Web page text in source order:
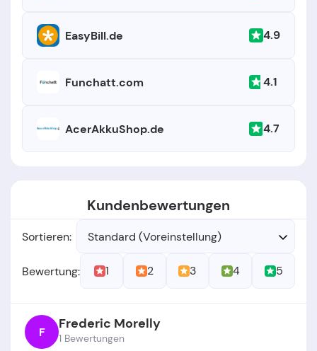
EasyBill.de 4.9
Funchatt.com 4.1
AcerAkkuShop.de 4.7
Kundenbewertungen
Sortieren: Standard (Voreinstellung)
Bewertung: 1 2 3 4 5
F Frederic Morelly
1 Bewertungen